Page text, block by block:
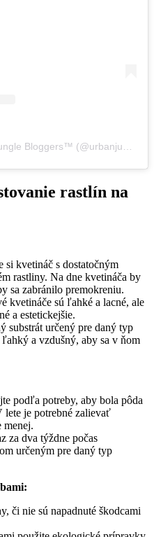
rastlín na
si kvetináč s dostatočným
rastliny. Na dne kvetináča by
sa zabránilo premokreniu.
kvetináče sú ľahké a lacné, ale
a estetickejšie.
substrát určený pre daný typ
a vzdušný, aby sa v ňom
podľa potreby, aby bola pôda
lete je potrebné zalievať
menej.
za dva týždne počas
určeným pre daný typ
či nie sú napadnuté škodcami